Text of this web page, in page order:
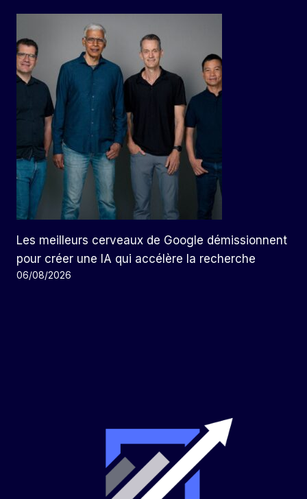
Les meilleurs cerveaux de Google démissionnent
pour créer une IA qui accélère la recherche
06/08/2026